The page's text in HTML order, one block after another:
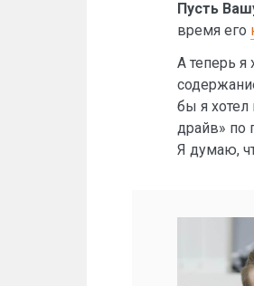
Пусть
время его
А теперь я
бы я хотел
драйв» по
Я думаю,